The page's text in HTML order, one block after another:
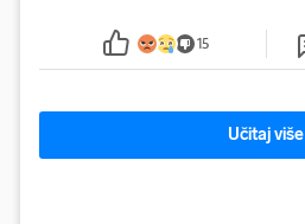
15
Učitaj više